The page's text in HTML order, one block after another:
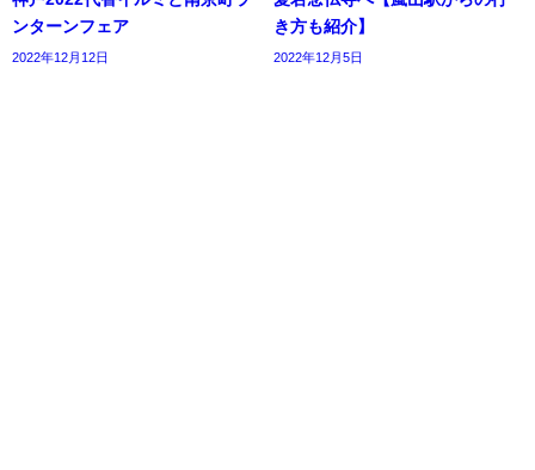
ンターンフェア
2022年12月12日
き方も紹介】
2022年12月5日